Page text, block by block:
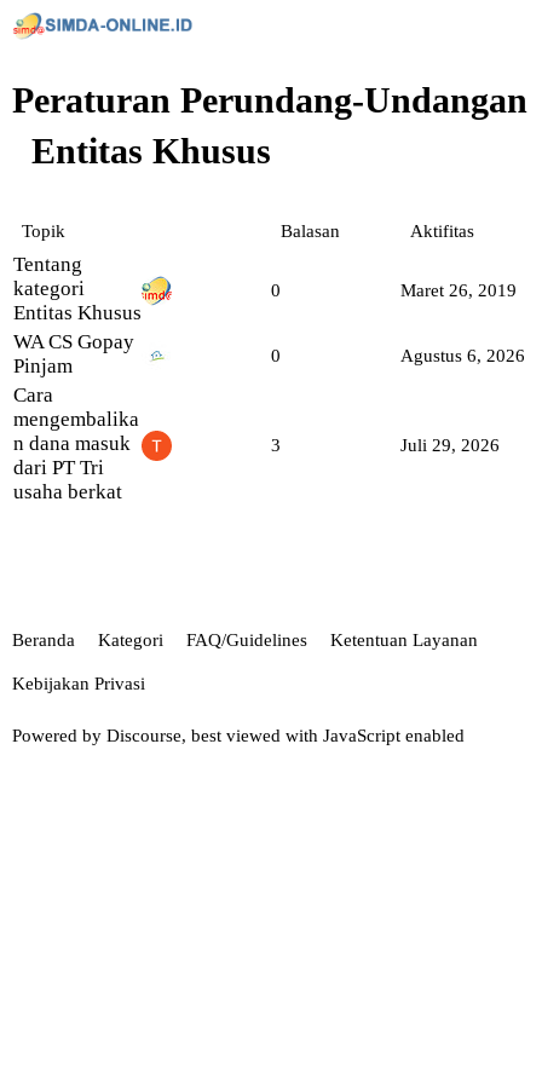
Peraturan Perundang-Undangan
Entitas Khusus
Topik Balasan Aktifitas
Tentang
kategori
Entitas Khusus
0 Maret 26, 2019
WA CS Gopay
Pinjam
0 Agustus 6, 2026
Cara
mengembalika
n dana masuk
dari PT Tri
usaha berkat
3 Juli 29, 2026
Beranda Kategori FAQ/Guidelines Ketentuan Layanan
Kebijakan Privasi
Powered by Discourse, best viewed with JavaScript enabled